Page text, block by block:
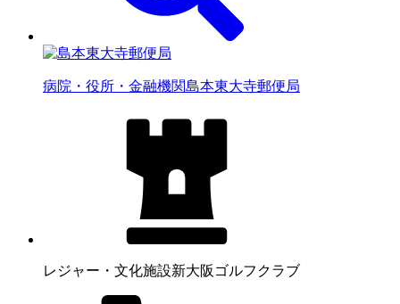
病院・役所・金融機関島本東大寺郵便局
レジャー・文化施設新大阪ゴルフクラブ